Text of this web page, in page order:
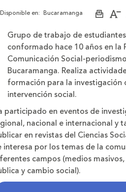
Disponible en: Bucaramanga
de
la
Grupo de trabajo de
conformado hace 10 años en la
Comunicación Social-
Bucaramanga. Realiza
formación para la investigación
intervención social.
participado en eventos de
nacional e internacional y
en revistas del Ciencias
interesa por los temas de la
campos (medios
y cambio social).